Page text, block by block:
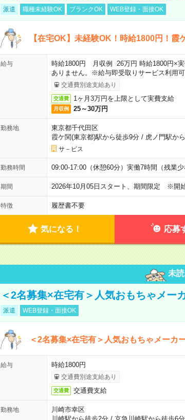
派遣 職種未経験OK ブランクOK WEB登録・面接OK
【在宅OK】未経験OK！時給1800円！霞
給与
時給1800円 月収例 26万円 時給1800円×
ありません。※給与即受取りサービス利用可
交通費別途支給あり
交通費 1ヶ月3万円を上限として実費支給
月収例 25～30万円
勤務地
東京都千代田区
霞ケ関(東京都)駅から徒歩9分/ 虎ノ門駅か
サ－ビス
勤務時間 09:00-17:00（休憩60分）実働7時間（残業少
期間 2026年10月05日スタート、期間限定 ※開
特徴 履歴書不要
気になる！ 応募
未読
＜2名募集×在宅有＞人気おもちゃメー
派遣 WEB登録・面接OK
＜2名募集×在宅有＞人気おもちゃメーカ
給与 時給1800円
交通費別途支給あり
交通費 交通費支給
勤務地
川崎市幸区